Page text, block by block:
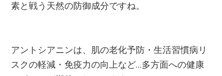
素と戦う天然の防御成分ですね。
アントシアニンは、肌の老化予防・生活習慣病リ
スクの軽減・免疫力の向上など...多方面への健康